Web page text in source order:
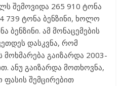
შემოვიდა 265 910 ტონა
739 ტონა ბენზინი, ხოლო
ბენზინი. ამ მონაცემების
დასკვნა, რომ
მოხმარება გაიზარდა 2003-
ანუ გაიზარდა მოთხოვნა,
შემცირებით